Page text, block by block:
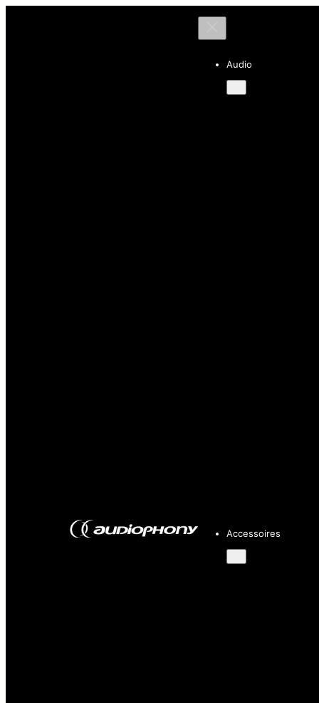
Audio
Accessoires